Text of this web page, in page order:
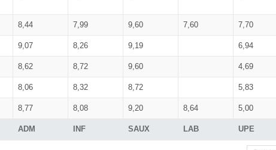
ADM INF SAUX LAB UPE
8,44 7,99 9,60 7,60 7,70
9,07 8,26 9,19 6,94
8,62 8,72 9,60 4,69
8,06 8,32 8,72 5,83
8,77 8,08 9,20 8,64 5,00